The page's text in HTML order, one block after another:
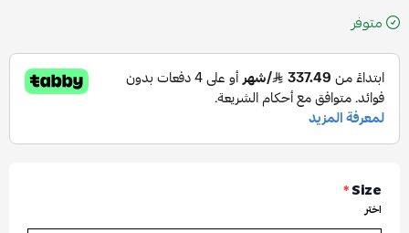
متوفر
Size
*
اختر